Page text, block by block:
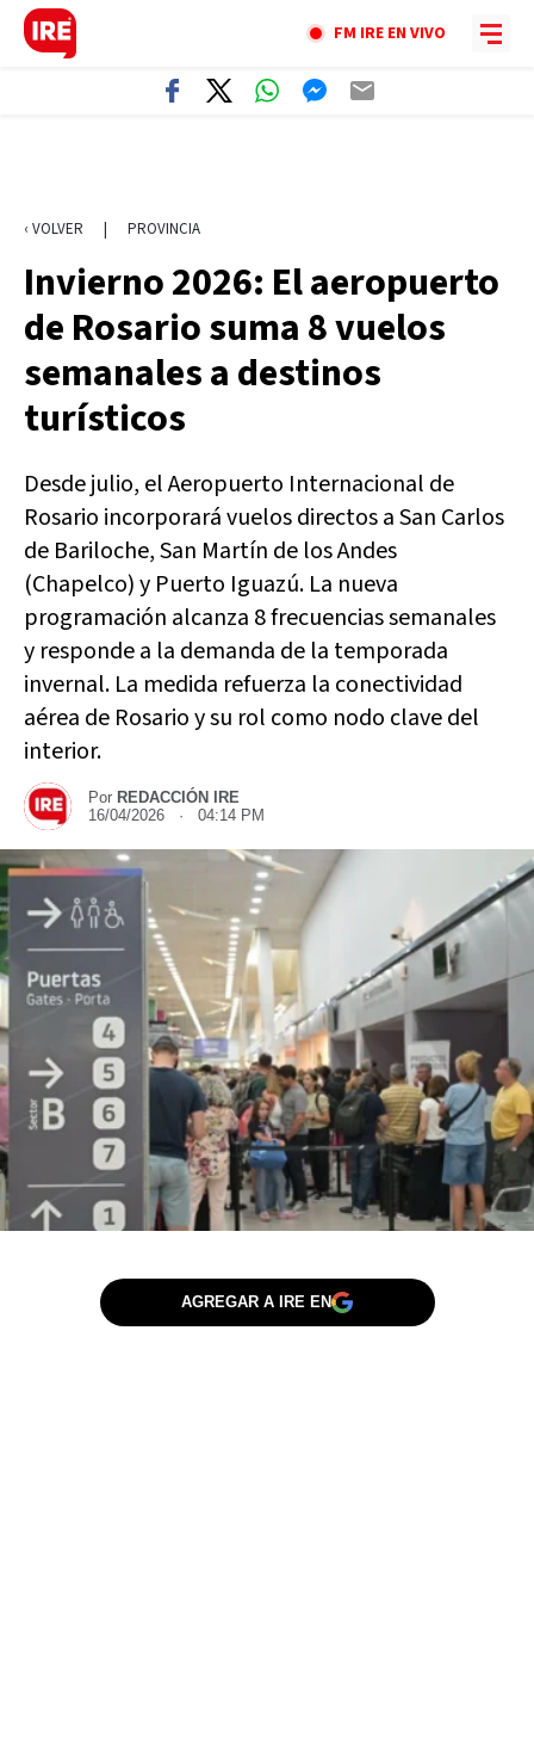
FM IRE EN VIVO
‹ VOLVER | PROVINCIA
Invierno 2026: El aeropuerto
de Rosario suma 8 vuelos
semanales a destinos
turísticos
Desde julio, el Aeropuerto Internacional de
Rosario incorporará vuelos directos a San Carlos
de Bariloche, San Martín de los Andes
(Chapelco) y Puerto Iguazú. La nueva
programación alcanza 8 frecuencias semanales
y responde a la demanda de la temporada
invernal. La medida refuerza la conectividad
aérea de Rosario y su rol como nodo clave del
interior.
Por REDACCIÓN IRE
16/04/2026 · 04:14 PM
AGREGAR A IRE EN